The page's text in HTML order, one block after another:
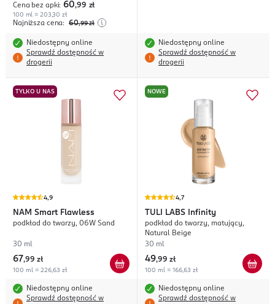
Cena bez apki: 60,99 zł
100 ml = 203,30 zł
Najniższa cena: 60,99 zł
Niedostępny online
Sprawdź dostępność w
drogerii
Niedostępny online
Sprawdź dostępność w
drogerii
TYLKO U NAS
4,9
NAM Smart Flawless
podkład do twarzy, 06W Sand
30 ml
67,99 zł
100 ml = 226,63 zł
Niedostępny online
Sprawdź dostępność w
NOWE
4,7
TULI LABS Infinity
podkład do twarzy, matujący,
Natural Beige
30 ml
49,99 zł
100 ml = 166,63 zł
Niedostępny online
Sprawdź dostępność w